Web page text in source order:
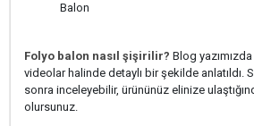
Balon
Folyo balon nasıl şişirilir? Blog
videolar halinde detaylı bir şekilde anlatıldı.
sonra inceleyebilir, ürününüz elinize
olursunuz.